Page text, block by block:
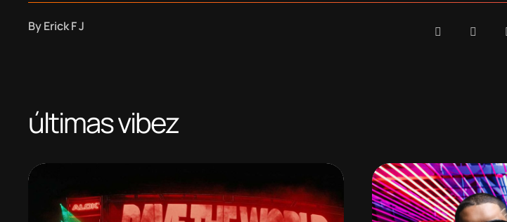
ByErick F J
últimas vibez